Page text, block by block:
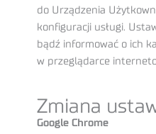
do Urządzenia
konfiguracji usługi.
bądź informować o ich
w przeglądarce
Zmiana
Google Chrome